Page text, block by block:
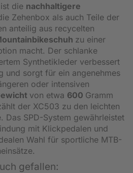
die nachhaltigere
Zehenbox als auch Teile der
anteilig aus recycelten
zu einer
macht. Der schlanke
Synthetikleder verbessert
und sorgt für ein angenehmes
oder intensiven
von etwa 600 Gramm
der XC503 zu den leichten
Das SPD-System gewährleistet
mit Klickpedalen und
Wahl für sportliche MTB-
gefallen: